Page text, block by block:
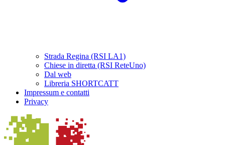
Strada Regina (RSI LA1)
Chiese in diretta (RSI ReteUno)
Dal web
Libreria SHORTCATT
Impressum e contatti
Privacy